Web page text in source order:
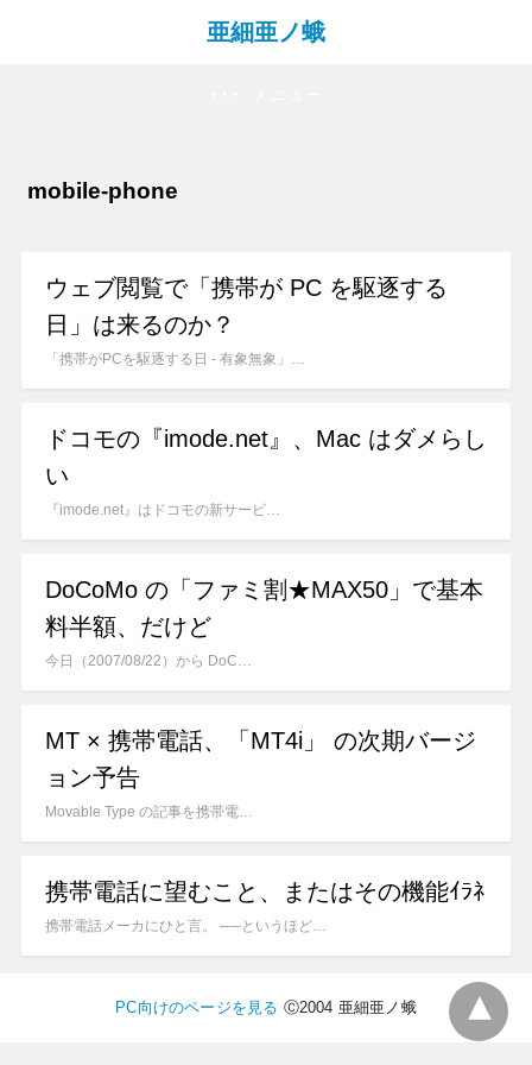
亜細亜ノ蛾
mobile-phone
ウェブ閲覧で「携帯が PC を駆逐する
日」は来るのか？
「携帯がPCを駆逐する日 - 有象無象」…
ドコモの『imode.net』、Mac はダメらし
い
『imode.net』はドコモの新サービ…
DoCoMo の「ファミ割★MAX50」で基本
料半額、だけど
今日（2007/08/22）から DoC…
MT × 携帯電話、「MT4i」 の次期バージ
ョン予告
Movable Type の記事を携帯電…
携帯電話に望むこと、またはその機能ｲﾗﾈ
携帯電話メーカにひと言。 ──というほど…
PC向けのページを見る Ⓒ2004 亜細亜ノ蛾